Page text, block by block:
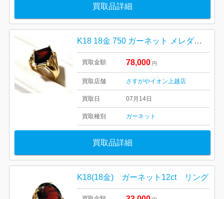
買取品詳細
K18 18金 750 ガーネット メレダイヤ付き リング 指輪 アクセサリー
買取金額 78,000 円
買取店舗 さすがやイオン上越店
買取日 07月14日
買取種別 ガーネット
買取品詳細
K18(18金) ガーネット12ct リング